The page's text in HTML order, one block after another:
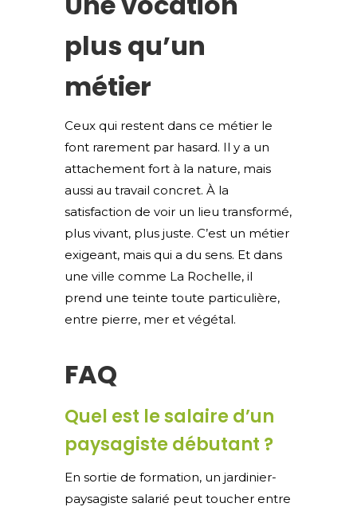
plus qu’un
métier
Ceux qui restent dans ce métier le
font rarement par hasard. Il y a un
attachement fort à la nature, mais
aussi au travail concret. À la
satisfaction de voir un lieu transformé,
plus vivant, plus juste. C’est un métier
exigeant, mais qui a du sens. Et dans
une ville comme La Rochelle, il
prend une teinte toute particulière,
entre pierre, mer et végétal.
FAQ
Quel est le salaire d’un
paysagiste débutant ?
En sortie de formation, un jardinier-
paysagiste salarié peut toucher entre